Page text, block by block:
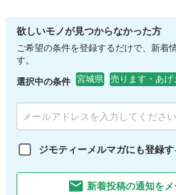
欲しいモノが見つからなかった方
ご希望の条件を登録するだけで、新着
す。
選択中の条件 宮城県 売ります・あげ
ジモティーメルマガにも登録す
新着投稿の通知を